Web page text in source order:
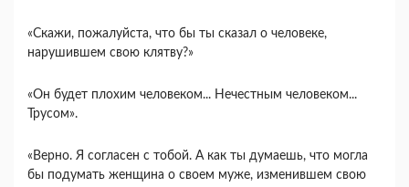
«Скажи, пожалуйста, что бы ты сказал о человеке,
нарушившем свою клятву?»
«Он будет плохим человеком... Нечестным человеком...
Трусом».
«Верно. Я согласен с тобой. А как ты думаешь, что могла
бы подумать женщина о своем муже, изменившем свою